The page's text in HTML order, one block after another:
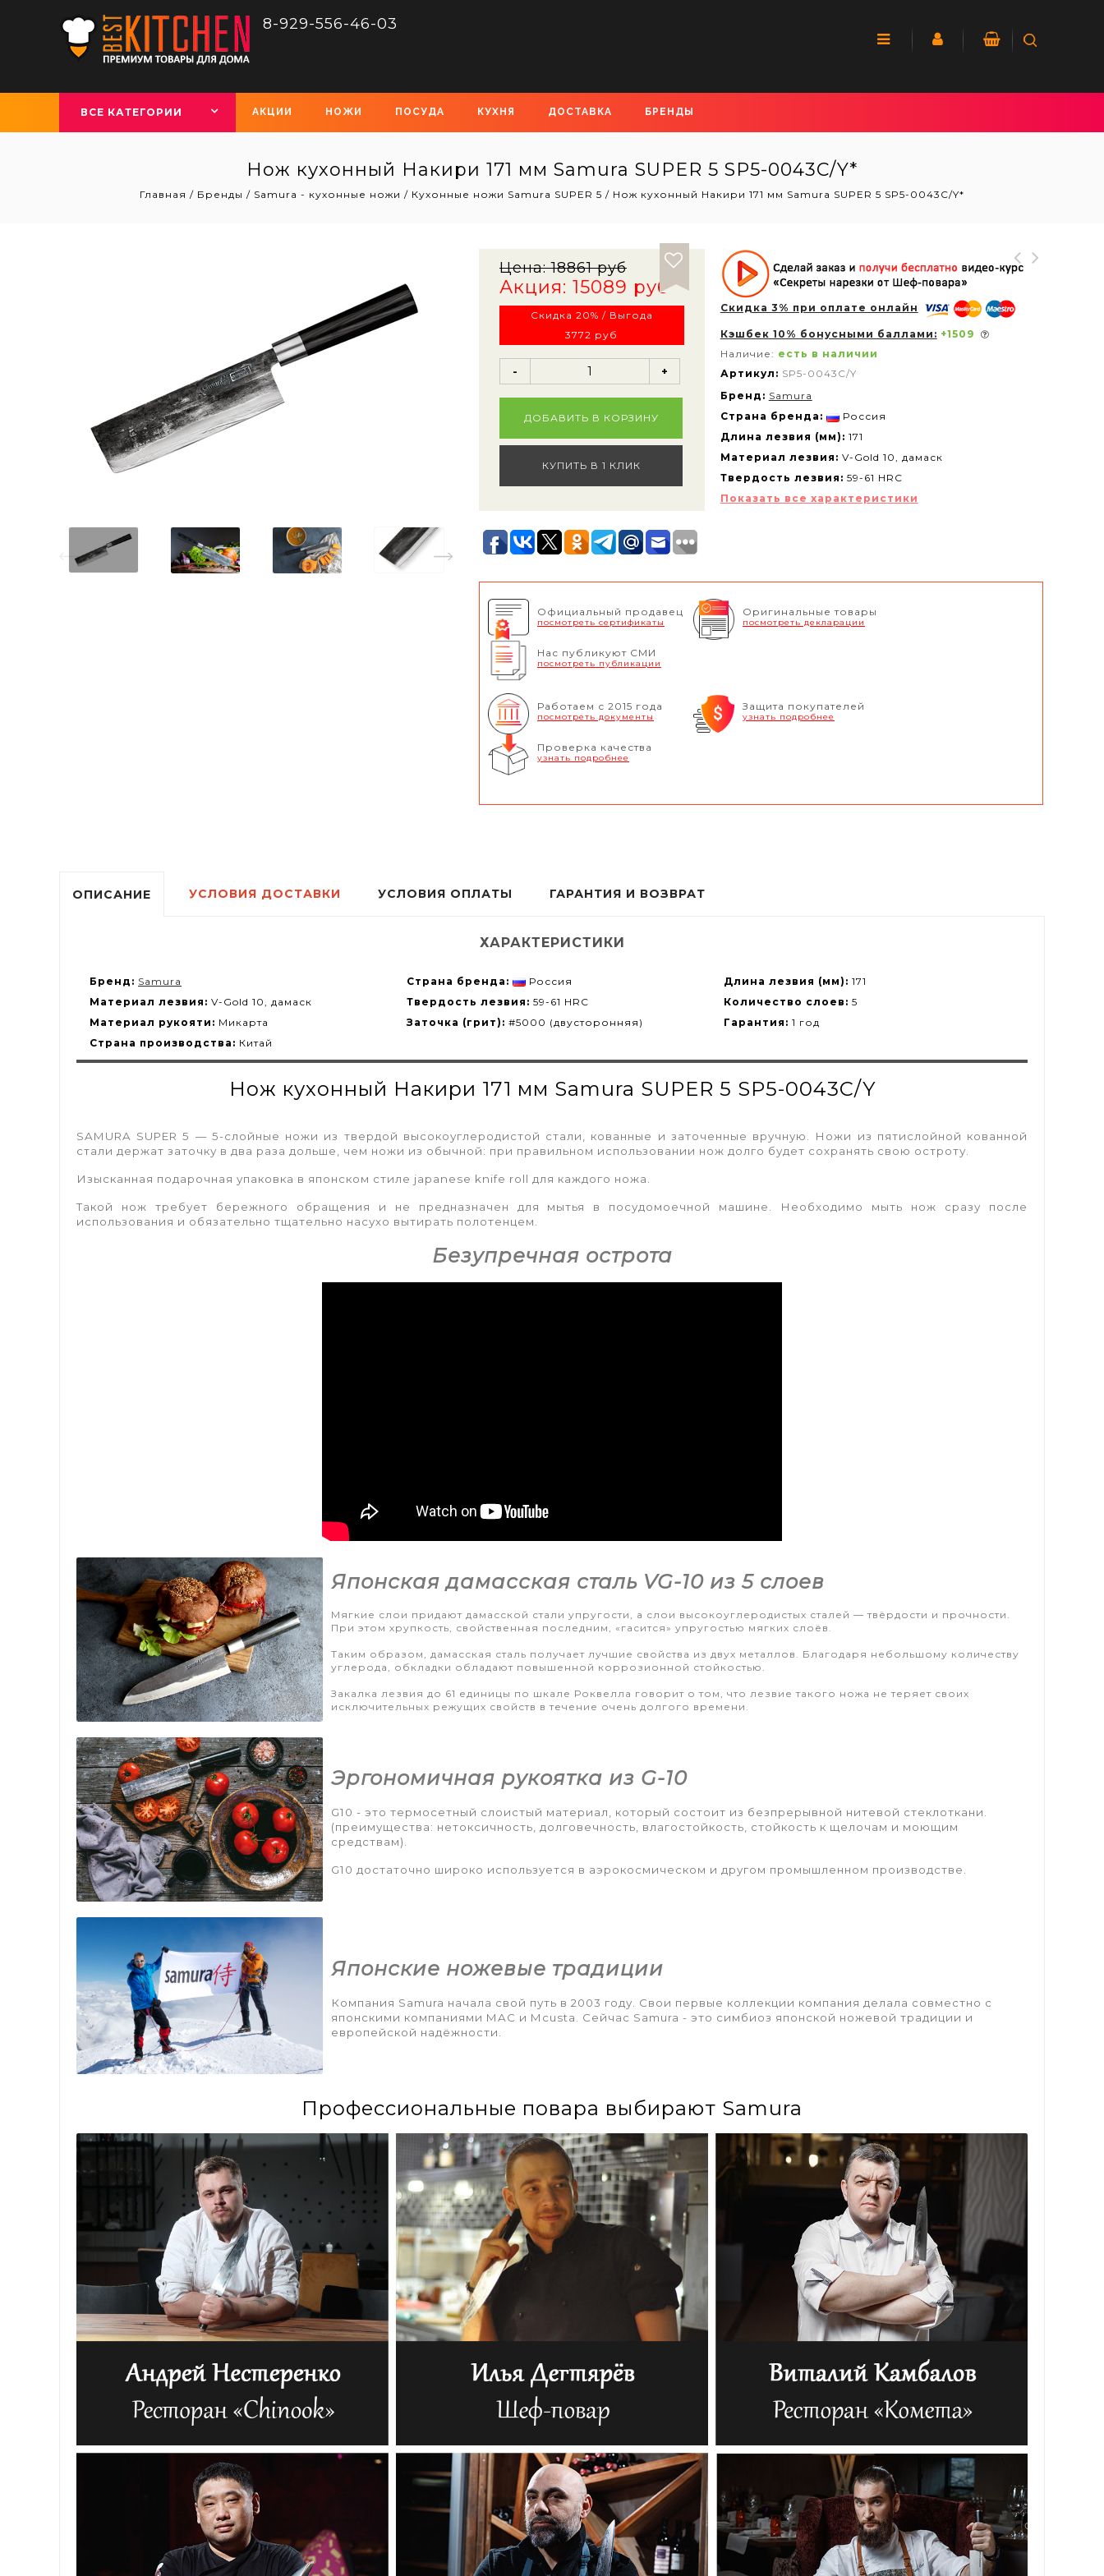
8-929-556-46-03
ВСЕ КАТЕГОРИИ АКЦИИ НОЖИ ПОСУДА КУХНЯ ДОСТАВКА БРЕНДЫ
Нож кухонный Накири 171 мм Samura SUPER 5 SP5-0043C/Y*
Главная / Бренды / Samura - кухонные ножи / Кухонные ножи Samura SUPER 5 / Нож кухонный Накири 171 мм Samura SUPER 5 SP5-0043C/Y*
Цена: 18861 руб
Акция: 15089 руб
Скидка 20% / Выгода
3772 руб
- +
ДОБАВИТЬ В КОРЗИНУ
КУПИТЬ В 1 КЛИК
Скидка 3% при оплате онлайн
Кэшбек 10% бонусными баллами: +1509
Наличие: есть в наличии
Артикул: SP5-0043C/Y
Бренд: Samura
Страна бренда:
Россия
Длина лезвия (мм): 171
Материал лезвия: V-Gold 10, дамаск
Твердость лезвия: 59-61 HRC
Показать все характеристики
Официальный продавец
посмотреть сертификаты
Оригинальные товары
посмотреть декларации
Нас публикуют СМИ
посмотреть публикации
Работаем с 2015 года
посмотреть документы
Защита покупателей
узнать подробнее
Проверка качества
узнать подробнее
ОПИСАНИЕ
ХАРАКТЕРИСТИКИ
Бренд: Samura Страна бренда: Россия Длина лезвия (мм): 171
Материал лезвия: V-Gold 10, дамаск Твердость лезвия: 59-61 HRC Количество слоев: 5
Материал рукояти: Микарта Заточка (грит): #5000 (двусторонняя) Гарантия: 1 год
Страна производства: Китай
Нож кухонный Накири 171 мм Samura SUPER 5 SP5-0043C/Y
SAMURA SUPER 5 — 5-слойные ножи из твердой высокоуглеродистой стали, кованные и заточенные вручную. Ножи из пятислойной кованной
стали держат заточку в два раза дольше, чем ножи из обычной: при правильном использовании нож долго будет сохранять свою остроту.
Изысканная подарочная упаковка в японском стиле japanese knife roll для каждого ножа.
Такой нож требует бережного обращения и не предназначен для мытья в посудомоечной машине. Необходимо мыть нож сразу после
использования и обязательно тщательно насухо вытирать полотенцем.
Безупречная острота
Японская дамасская сталь VG-10 из 5 слоев
Мягкие слои придают дамасской стали упругости, а слои высокоуглеродистых сталей — твёрдости и прочности.
При этом хрупкость, свойственная последним, «гасится» упругостью мягких слоёв.
Таким образом, дамасская сталь получает лучшие свойства из двух металлов. Благодаря небольшому количеству
углерода, обкладки обладают повышенной коррозионной стойкостью.
Закалка лезвия до 61 единицы по шкале Роквелла говорит о том, что лезвие такого ножа не теряет своих
исключительных режущих свойств в течение очень долгого времени.
Эргономичная рукоятка из G-10
G10 - это термосетный слоистый материал, который состоит из безпрерывной нитевой стеклоткани.
(преимущества: нетоксичность, долговечность, влагостойкость, стойкость к щелочам и моющим
средствам).
G10 достаточно широко используется в аэрокосмическом и другом промышленном производстве.
Японские ножевые традиции
Компания Samura начала свой путь в 2003 году. Свои первые коллекции компания делала совместно с
японскими компаниями MAC и Mcusta. Сейчас Samura - это симбиоз японской ножевой традиции и
европейской надёжности.
Профессиональные повара выбирают Samura
УСЛОВИЯ ДОСТАВКИ УСЛОВИЯ ОПЛАТЫ ГАРАНТИЯ И ВОЗВРАТ